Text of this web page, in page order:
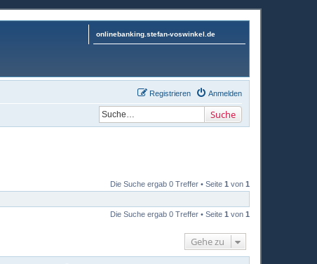
onlinebanking.stefan-voswinkel.de
Anmelden
Registrieren
Suche
Die Suche ergab 0 Treffer • Seite 1 von 1
Die Suche ergab 0 Treffer • Seite 1 von 1
Gehe zu